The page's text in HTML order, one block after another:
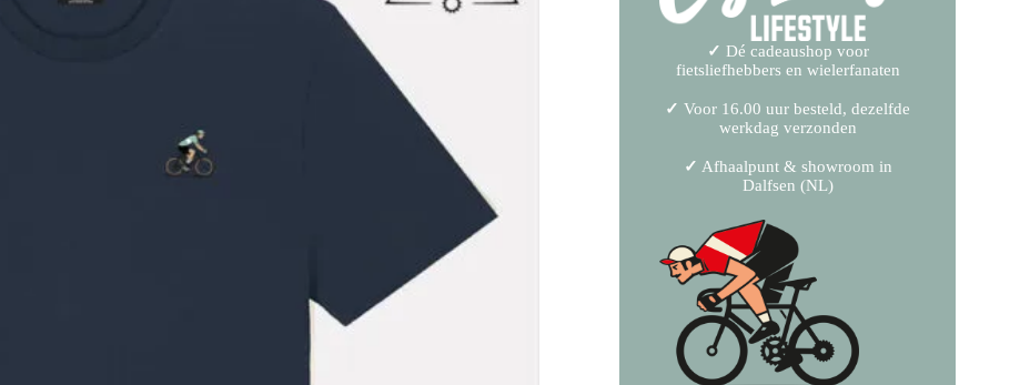
✓ Dé cadeaushop voor
fietsliefhebbers en wielerfanaten
✓ Voor 16.00 uur besteld, dezelfde
werkdag verzonden
✓ Afhaalpunt & showroom in
Dalfsen (NL)